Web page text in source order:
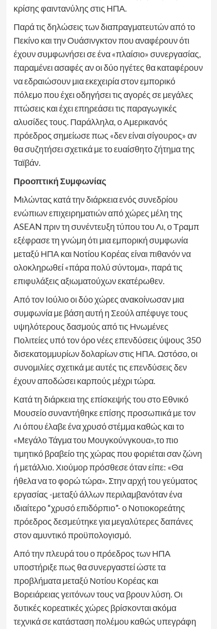
κρίσης φαιντανύλης στις ΗΠΑ.
Παρά τις δηλώσεις των διαπραγματευτών από το
Πεκίνο και την Ουάσινγκτον που αναφέρουν ότι
έχουν συμφωνήσει σε ένα «πλαίσιο» συνεργασίας,
παραμένει ασαφές αν οι δύο ηγέτες θα καταφέρουν
να εδραιώσουν μια εκεχειρία στον εμπορικό
πόλεμο που έχει οδηγήσει τις αγορές σε μεγάλες
πτώσεις και έχει επηρεάσει τις παραγωγικές
αλυσίδες τους. Παράλληλα, ο Αμερικανός
πρόεδρος σημείωσε πως «δεν είναι σίγουρος» αν
θα συζητήσει σχετικά με το ευαίσθητο ζήτημα της
Ταϊβάν.
Προοπτική Συμφωνίας
Mιλώντας κατά την διάρκεια ενός συνεδρίου
ενώπιων επιχειρηματιών από χώρες μέλη της
ASEAN πριν τη συνέντευξη τύπου του Λι, ο Τραμπ
εξέφρασε τη γνώμη ότι μια εμπορική συμφωνία
μεταξύ ΗΠΑ και Νοτίου Κορέας είναι πιθανόν να
ολοκληρωθεί «πάρα πολύ σύντομα», παρά τις
επιφυλάξεις αξιωματούχων εκατέρωθεν.
Aπό τον Ιούλιο οι δύο χώρες ανακοίνωσαν μια
συμφωνία με βάση αυτή η Σεούλ απέφυγε τους
υψηλότερους δασμούς από τις Ηνωμένες
Πολιτείες υπό τον όρο νέες επενδύσεις ύψους 350
δισεκατομμυρίων δολαρίων στις ΗΠΑ. Ωστόσο, οι
συνομιλίες σχετικά με αυτές τις επενδύσεις δεν
έχουν αποδώσει καρπούς μέχρι τώρα.
Κατά τη διάρκεια της επίσκεψής του στο Εθνικό
Μουσείο συναντήθηκε επίσης προσωπικά με τον
Λι όπου έλαβε ένα χρυσό στέμμα καθώς και το
«Μεγάλο Τάγμα του Μουγκούνγκουα»,το πιο
τιμητικό βραβείο της χώρας που φοριέται σαν ζώνη
ή μετάλλιο. Χιούμορ πρόσθεσε όταν είπε: «Θα
ήθελα να το φορώ τώρα». Στην αρχή του γεύματος
εργασίας -μεταξύ άλλων περιλαμβανόταν ένα
ιδιαίτερο “χρυσό επιδόρπιο”- ο Νοτιοκορεάτης
πρόεδρος δεσμεύτηκε για μεγαλύτερες δαπάνες
στον αμυντικό προϋπολογισμό.
Aπό την πλευρά του ο πρόεδρος των ΗΠΑ
υποστήριξε πως θα συνεργαστεί ώστε τα
προβλήματα μεταξύ Νοτίου Κορέας και
Βορειάρειας γειτόνων τους να βρουν λύση. Οι
δυτικές κορεατικές χώρες βρίσκονται ακόμα
τεχνικά σε κατάσταση πολέμου καθώς υπεγράφη